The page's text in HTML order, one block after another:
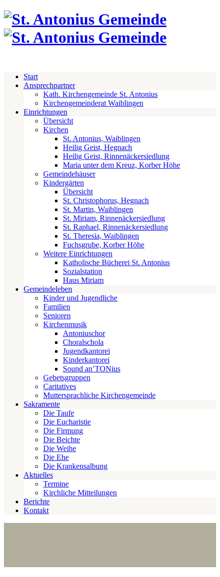
Start
Ansprechpartner
Kath. Kirchengemeinde St. Antonius
Kirchengemeinderat Waiblingen
Einrichtungen
Übersicht
Kirchen
St. Antonius, Waiblingen
Heilig Geist, Hegnach
Heilig Geist, Rinnenäckersiedlung
Maria unter dem Kreuz, Korber Höhe
Gemeindehäuser
Kindergärten
Übersicht
St. Christophorus, Hegnach
St. Martin, Waiblingen
St. Miriam, Rinnenäckersiedlung
St. Raphael, Rinnenäckersiedlung
St. Theresia, Waiblingen
Fuchsgrube, Korber Höhe
Weitere Einrichtungen
Katholische Bücherei St. Antonius
Sozialstation
Haus Miriam
Gemeindeleben
Kinder und Jugendliche
Familien
Senioren
Kirchenmusik
Antoniuschor
Choralschola
Jugendkantorei
Kinderkantorei
Sound an’TONius
Gebetsgruppen
Caritatives
Muttersprachliche Kirchengemeinde
Sakramente
Die Taufe
Die Eucharistie
Die Firmung
Die Beichte
Die Weihe
Die Ehe
Die Krankensalbung
Aktuelles
Termine
Kirchliche Mitteilungen
Berichte
Kontakt